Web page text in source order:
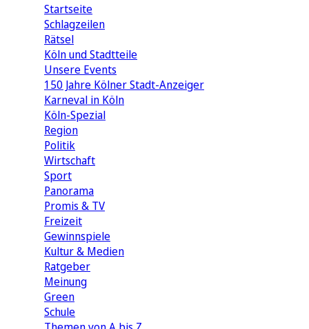
Startseite
Schlagzeilen
Rätsel
Köln und Stadtteile
Unsere Events
150 Jahre Kölner Stadt-Anzeiger
Karneval in Köln
Köln-Spezial
Region
Politik
Wirtschaft
Sport
Panorama
Promis & TV
Freizeit
Gewinnspiele
Kultur & Medien
Ratgeber
Meinung
Green
Schule